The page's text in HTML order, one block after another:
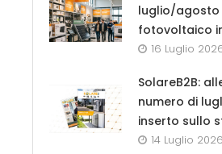
luglio/agosto
fotovoltaico
16 Luglio
SolareB2B:
numero di
inserto sullo
14 Luglio 2026